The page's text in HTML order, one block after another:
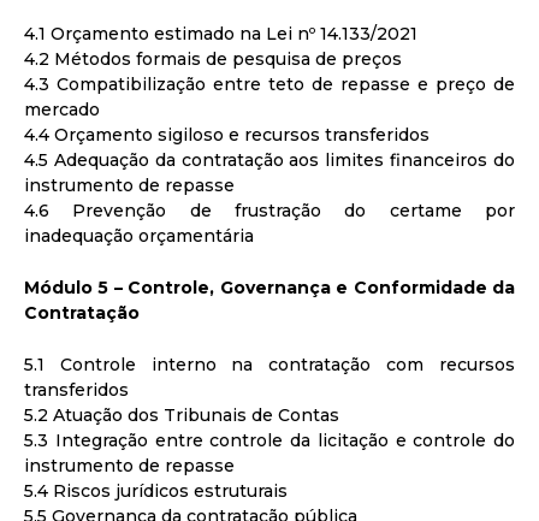
4.1 Orçamento estimado na Lei nº 14.133/2021
4.2 Métodos formais de pesquisa de preços
4.3 Compatibilização entre teto de repasse e preço de
mercado
4.4 Orçamento sigiloso e recursos transferidos
4.5 Adequação da contratação aos limites financeiros do
instrumento de repasse
4.6 Prevenção de frustração do certame por
inadequação orçamentária
Módulo 5 – Controle, Governança e Conformidade da
Contratação
5.1 Controle interno na contratação com recursos
transferidos
5.2 Atuação dos Tribunais de Contas
5.3 Integração entre controle da licitação e controle do
instrumento de repasse
5.4 Riscos jurídicos estruturais
5.5 Governança da contratação pública